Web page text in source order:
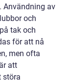
Användning av
och
tak och
för att nå
men ofta
att
störa